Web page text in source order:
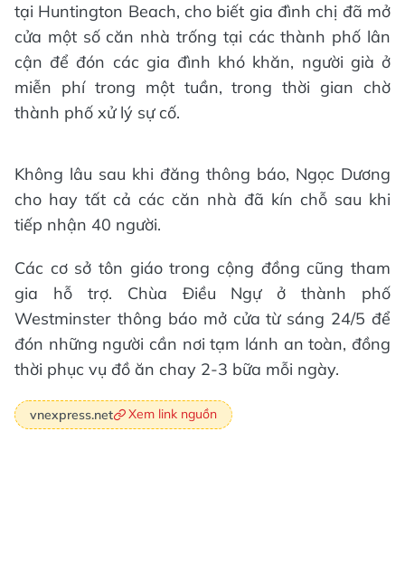
tại Huntington Beach, cho biết gia đình chị đã mở
cửa một số căn nhà trống tại các thành phố lân
cận để đón các gia đình khó khăn, người già ở
miễn phí trong một tuần, trong thời gian chờ
thành phố xử lý sự cố.
Không lâu sau khi đăng thông báo, Ngọc Dương
cho hay tất cả các căn nhà đã kín chỗ sau khi
tiếp nhận 40 người.
Các cơ sở tôn giáo trong cộng đồng cũng tham
gia hỗ trợ. Chùa Điều Ngự ở thành phố
Westminster thông báo mở cửa từ sáng 24/5 để
đón những người cần nơi tạm lánh an toàn, đồng
thời phục vụ đồ ăn chay 2-3 bữa mỗi ngày.
vnexpress.net Xem link nguồn